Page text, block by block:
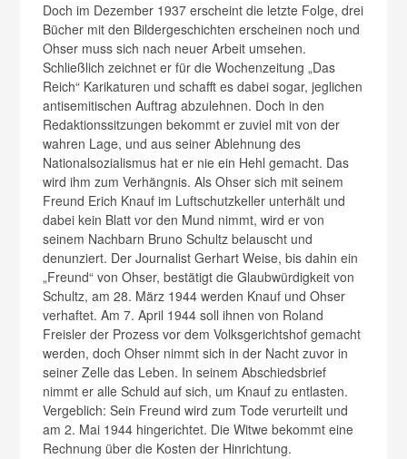
Doch im Dezember 1937 erscheint die letzte Folge, drei
Bücher mit den Bildergeschichten erscheinen noch und
Ohser muss sich nach neuer Arbeit umsehen.
Schließlich zeichnet er für die Wochenzeitung „Das
Reich“ Karikaturen und schafft es dabei sogar, jeglichen
antisemitischen Auftrag abzulehnen. Doch in den
Redaktionssitzungen bekommt er zuviel mit von der
wahren Lage, und aus seiner Ablehnung des
Nationalsozialismus hat er nie ein Hehl gemacht. Das
wird ihm zum Verhängnis. Als Ohser sich mit seinem
Freund Erich Knauf im Luftschutzkeller unterhält und
dabei kein Blatt vor den Mund nimmt, wird er von
seinem Nachbarn Bruno Schultz belauscht und
denunziert. Der Journalist Gerhart Weise, bis dahin ein
„Freund“ von Ohser, bestätigt die Glaubwürdigkeit von
Schultz, am 28. März 1944 werden Knauf und Ohser
verhaftet. Am 7. April 1944 soll ihnen von Roland
Freisler der Prozess vor dem Volksgerichtshof gemacht
werden, doch Ohser nimmt sich in der Nacht zuvor in
seiner Zelle das Leben. In seinem Abschiedsbrief
nimmt er alle Schuld auf sich, um Knauf zu entlasten.
Vergeblich: Sein Freund wird zum Tode verurteilt und
am 2. Mai 1944 hingerichtet. Die Witwe bekommt eine
Rechnung über die Kosten der Hinrichtung.